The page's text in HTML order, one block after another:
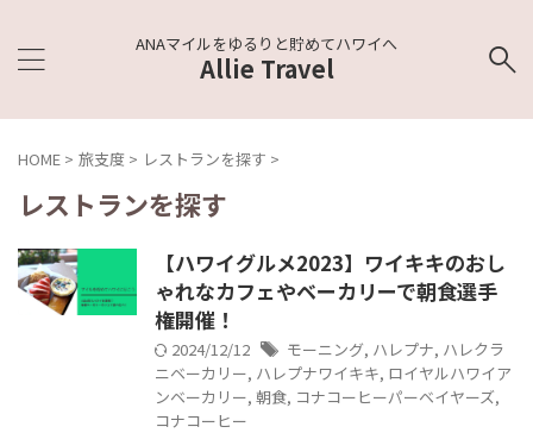
ANAマイルをゆるりと貯めてハワイへ
Allie Travel
HOME > 旅支度 > レストランを探す >
レストランを探す
【ハワイグルメ2023】ワイキキのおし
ゃれなカフェやベーカリーで朝食選手
権開催！
2024/12/12 モーニング, ハレプナ, ハレクラ
ニベーカリー, ハレプナワイキキ, ロイヤルハワイア
ンベーカリー, 朝食, コナコーヒーパーベイヤーズ,
コナコーヒー